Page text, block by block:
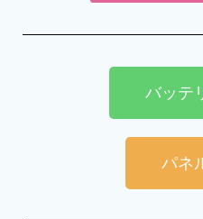
バッテ
パネ